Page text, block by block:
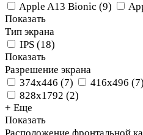
Apple A13 Bionic (9)
Показать
Тип экрана
IPS (18)
Показать
Разрешение экрана
374х446 (7) 416x496 (7)
828x1792 (2)
+ Еще
Показать